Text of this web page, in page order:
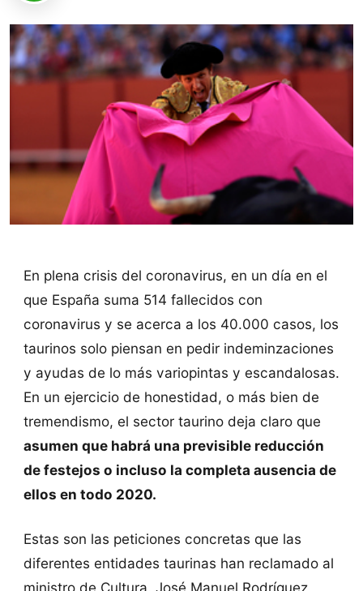
En plena crisis del coronavirus, en un día en el
que España suma 514 fallecidos con
coronavirus y se acerca a los 40.000 casos, los
taurinos solo piensan en pedir indeminzaciones
y ayudas de lo más variopintas y escandalosas.
En un ejercicio de honestidad, o más bien de
tremendismo, el sector taurino deja claro que
asumen que habrá una previsible reducción
de festejos o incluso la completa ausencia de
ellos en todo 2020.
Estas son las peticiones concretas que las
diferentes entidades taurinas han reclamado al
ministro de Cultura, José Manuel Rodríguez